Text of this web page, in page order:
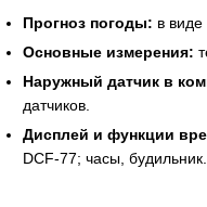
Прогноз погоды: в
Основные измерения:
Наружный датчик в
датчиков.
Дисплей и функции
DCF-77; часы, будильник.